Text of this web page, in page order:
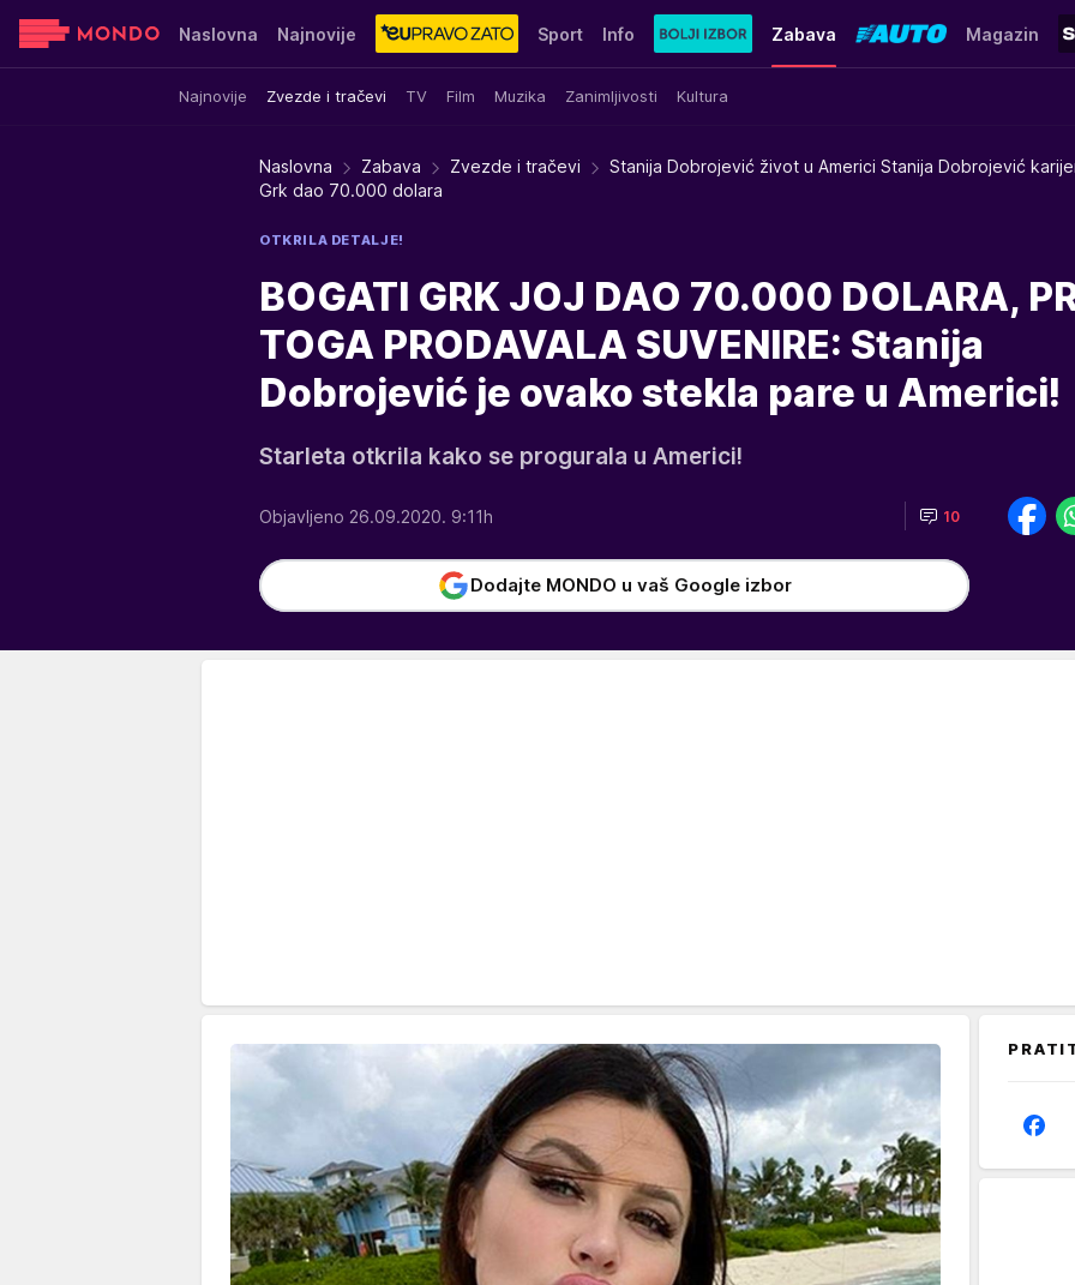
Naslovna Najnovije Sport Info Zabava
Najnovije Zvezde i tračevi TV Film Muzika Zanimljivosti Kultura
Magazin
Sensa Stvar ukusa Yumama
Naslovna Zabava Zvezde i tračevi
Stanija Dobrojević život u Americi Stanija Dobrojević
Grk dao 70.000 dolara
OTKRILA DETALJE!
BOGATI GRK JOJ DAO 70.000 DOLARA,
TOGA PRODAVALA SUVENIRE: Stanija
Dobrojević je ovako stekla pare u Americi!
Starleta otkrila kako se progurala u Americi!
Objavljeno 26.09.2020. 9:11h 10
Dodajte MONDO u vaš Google izbor